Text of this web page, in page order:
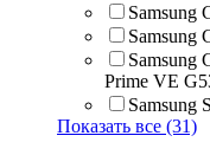
Samsung
Samsung
Samsung
Prime VE
Samsung
Показать все (31)